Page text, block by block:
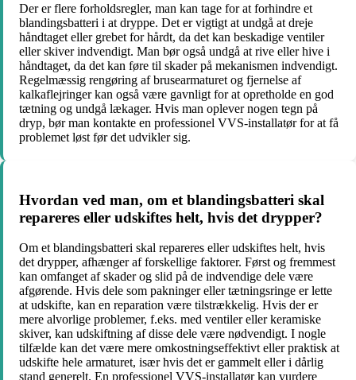
Der er flere forholdsregler, man kan tage for at forhindre et
blandingsbatteri i at dryppe. Det er vigtigt at undgå at dreje
håndtaget eller grebet for hårdt, da det kan beskadige ventiler
eller skiver indvendigt. Man bør også undgå at rive eller hive i
håndtaget, da det kan føre til skader på mekanismen indvendigt.
Regelmæssig rengøring af brusearmaturet og fjernelse af
kalkaflejringer kan også være gavnligt for at opretholde en god
tætning og undgå lækager. Hvis man oplever nogen tegn på
dryp, bør man kontakte en professionel VVS-installatør for at få
problemet løst før det udvikler sig.
Hvordan ved man, om et blandingsbatteri skal
repareres eller udskiftes helt, hvis det drypper?
Om et blandingsbatteri skal repareres eller udskiftes helt, hvis
det drypper, afhænger af forskellige faktorer. Først og fremmest
kan omfanget af skader og slid på de indvendige dele være
afgørende. Hvis dele som pakninger eller tætningsringe er lette
at udskifte, kan en reparation være tilstrækkelig. Hvis der er
mere alvorlige problemer, f.eks. med ventiler eller keramiske
skiver, kan udskiftning af disse dele være nødvendigt. I nogle
tilfælde kan det være mere omkostningseffektivt eller praktisk at
udskifte hele armaturet, især hvis det er gammelt eller i dårlig
stand generelt. En professionel VVS-installatør kan vurdere